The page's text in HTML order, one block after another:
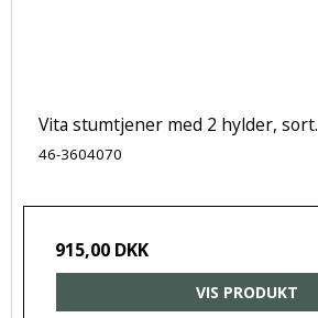
Vita stumtjener med 2 hylder, sort.
46-3604070
915,00 DKK
VIS PRODUKT